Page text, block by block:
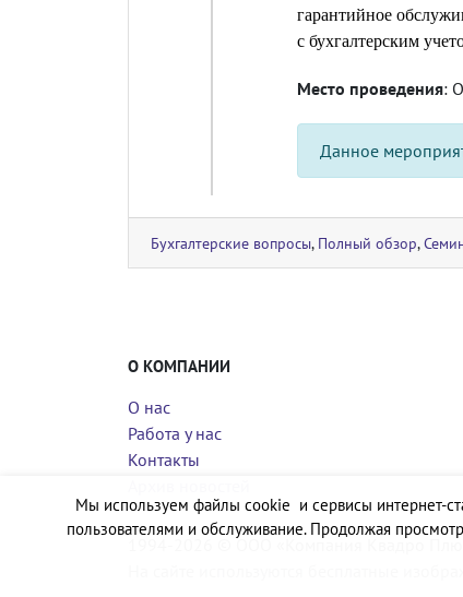
гарантийное
с бухгалтерским
Место проведения:
Данное
Бухгалтерские вопросы, Полный обзор,
О КОМПАНИИ
О нас
Работа у нас
Контакты
1994-2026 © ООО «Компания Квадро
Мы используем файлы cookie и сервисы интернет-
пользователями и обслуживание. Продолжая